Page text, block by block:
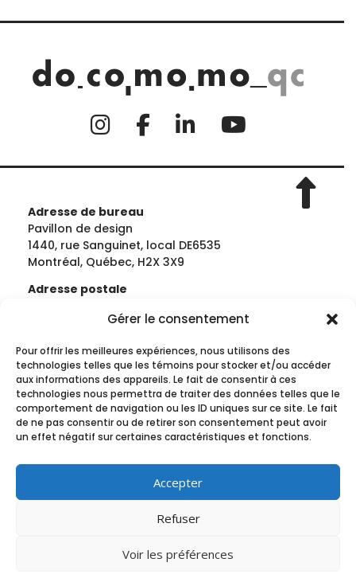
Gérer le consentement
Pour offrir les meilleures expériences, nous utilisons des
technologies telles que les témoins pour stocker et/ou accéder
aux informations des appareils. Le fait de consentir à ces
technologies nous permettra de traiter des données telles que le
comportement de navigation ou les ID uniques sur ce site. Le fait
de ne pas consentir ou de retirer son consentement peut avoir
un effet négatif sur certaines caractéristiques et fonctions.
Accepter
Refuser
Voir les préférences
Adresse de bureau
Pavillon de design
1440, rue Sanguinet, local DE6535
Montréal, Québec, H2X 3X9
Adresse postale
MontréalCase postale 8888, succursale
Montréal, Québec, H3C 3P8
Téléphone : 514-987-3000 (poste 3866)
Télécopieur : 514-987-7717
Informations générales et secrétariat
soraya.bassil@docomomoquebec.ca